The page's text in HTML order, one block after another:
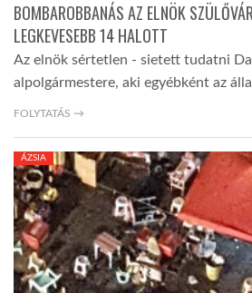
BOMBAROBBANÁS AZ ELNÖK
LEGKEVESEBB 14 HALOTT
Az elnök sértetlen - sietett tudatni
alpolgármestere, aki egyébként az
FOLYTATÁS →
ÁZSIA